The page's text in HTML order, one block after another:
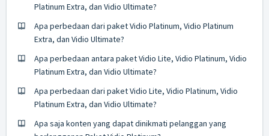
Platinum Extra, dan Vidio Ultimate?
Apa perbedaan dari paket Vidio Platinum, Vidio Platinum
Extra, dan Vidio Ultimate?
Apa perbedaan antara paket Vidio Lite, Vidio Platinum, Vidio
Platinum Extra, dan Vidio Ultimate?
Apa perbedaan dari paket Vidio Lite, Vidio Platinum, Vidio
Platinum Extra, dan Vidio Ultimate?
Apa saja konten yang dapat dinikmati pelanggan yang